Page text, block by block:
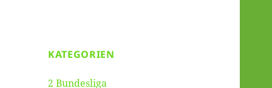
KATEGORIEN
2 Bundesliga